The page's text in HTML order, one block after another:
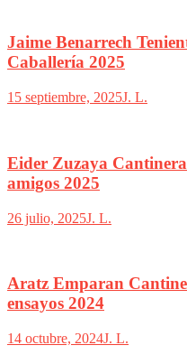
Jaime Benarrech
Caballería 2025
15 septiembre, 2025J. L.
Eider Zuzaya
amigos 2025
26 julio, 2025J. L.
Aratz Emparan
ensayos 2024
14 octubre, 2024J. L.